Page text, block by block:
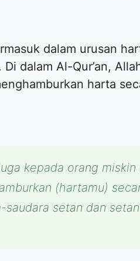
dalam urusan
dalam Al-Qur’an,
harta
kepada orang
(hartamu)
setan dan